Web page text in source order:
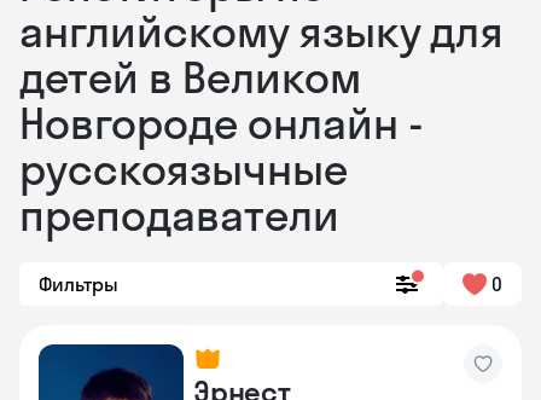
английскому языку для
детей в Великом
Новгороде онлайн -
русскоязычные
преподаватели
Фильтры 0
Эрнест
Skysmart Chat